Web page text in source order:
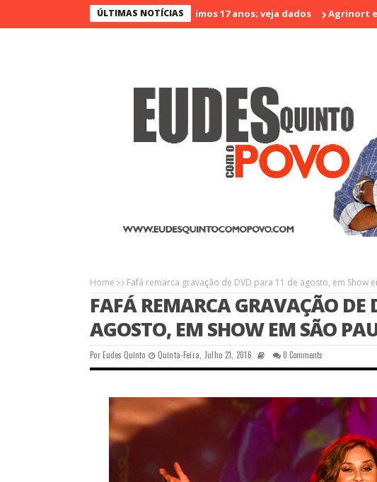
ÚLTIMAS NOTÍCIAS
é o menos violento nos últimos 17 anos; veja dados Agrinort em
Home Fafá remarca gravação de DVD para 11 de agosto, em Show
FAFÁ REMARCA GRAVAÇÃO DE
AGOSTO, EM SHOW EM SÃO
PorEudes Quinto Quinta-Feira, Julho 21, 2016 0 Comments